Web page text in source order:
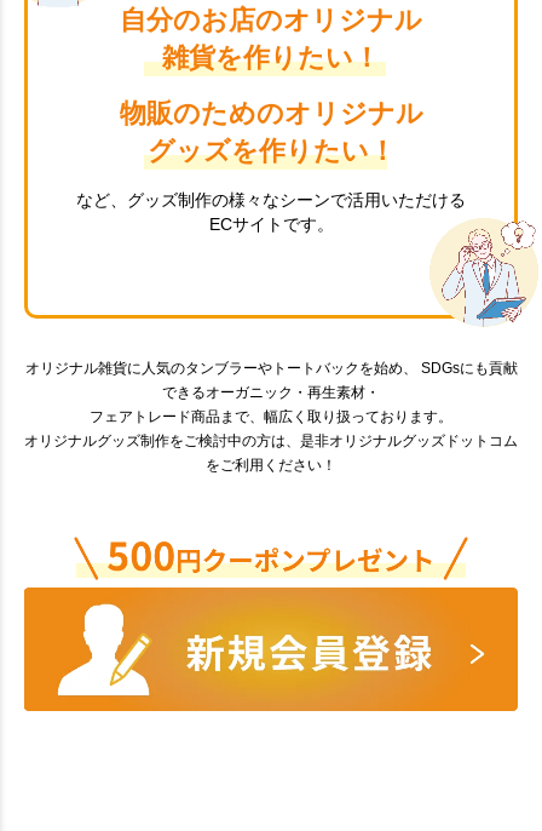
自分のお店のオリジナル
雑貨を作りたい！
物販のためのオリジナル
グッズを作りたい！
など、グッズ制作の様々なシーンで活用いただける
ECサイトです。
オリジナル雑貨に人気のタンブラーやトートバックを始め、 SDGsにも貢献
できるオーガニック・再生素材・
フェアトレード商品まで、幅広く取り扱っております。
オリジナルグッズ制作をご検討中の方は、是非オリジナルグッズドットコム
をご利用ください！